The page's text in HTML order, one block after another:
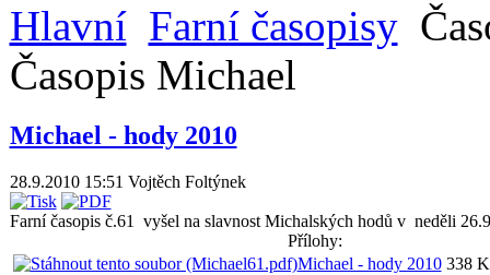
Hlavní Farní časopisy
Časopis Michael
Michael - hody 2010
28.9.2010 15:51 Vojtěch Foltýnek
Farní časopis č.61 vyšel na slavnost Michalských hodů v neděli
Přílohy:
Michael - hody 2010 338